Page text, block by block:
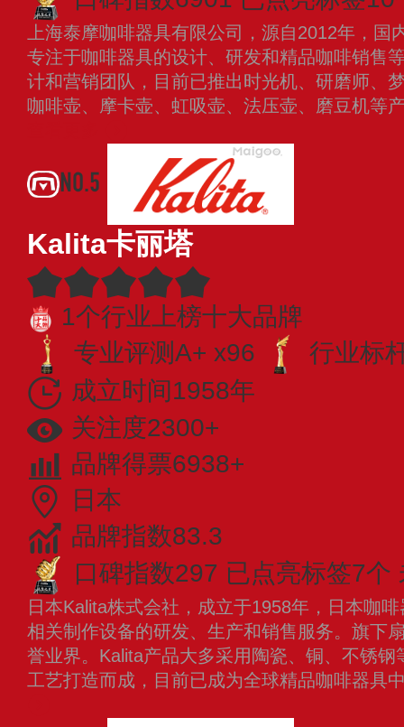
上海泰摩咖啡器具有限公司，源自2012年，
专注于咖啡器具的设计、研发和精品咖啡销售
计和营销团队，目前已推出时光机、研磨师、
咖啡壶、摩卡壶、虹吸壶、法压壶、磨豆机等
NO.5
Kalita卡丽塔
1个行业上榜十大品牌
专业评测A+ x96
行业标
成立时间1958年
关注度2300+
品牌得票6938+
日本
品牌指数83.3
口碑指数297 已点亮标签7个
日本Kalita株式会社，成立于1958年，日本咖
相关制作设备的研发、生产和销售服务。旗下
誉业界。Kalita产品大多采用陶瓷、铜、不锈
工艺打造而成，目前已成为全球精品咖啡器具